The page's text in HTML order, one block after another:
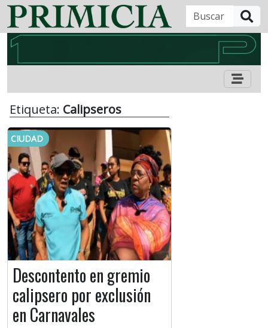
Etiqueta: Calipseros
CIUDAD
Descontento en gremio
calipsero por exclusión
en Carnavales